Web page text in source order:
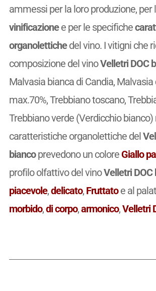
ammessi per la loro produzione, per
vinificazionee per le specifiche
organolettichedel vino. I vitigni che
composizione del vinoVelletri DOC
Malvasia bianca di Candia, Malvasia
max.70%, Trebbiano toscano,
Trebbiano verde (Verdicchio bianco)
caratteristiche organolettiche del
biancoprevedono un colore Giallo
profilo olfattivo del vinoVelletri DOC
piacevole,delicato, Fruttatoe al
morbido,di corpo,armonico,Velletri